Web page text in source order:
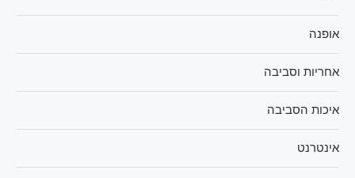
אופנה
אחריות וסביבה
איכות הסביבה
אינטרנט